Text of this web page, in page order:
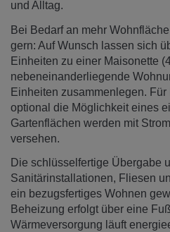
und Alltag.
Bei Bedarf an mehr
gern: Auf Wunsch lassen sich
Einheiten zu einer Maisonette
nebeneinanderliegende
Einheiten zusammenlegen.
optional die Möglichkeit eines
Gartenflächen werden mit
versehen.
Die schlüsselfertige Übergabe
Sanitärinstallationen, Fliesen
ein bezugsfertiges Wohnen
Beheizung erfolgt über eine
Wärmeversorgung läuft